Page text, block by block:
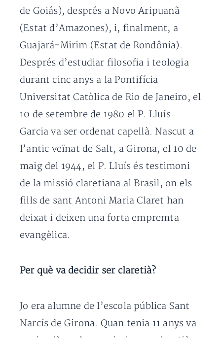
de Goiás), després a Novo Aripuanã
(Estat d’Amazones), i, finalment, a
Guajará-Mirim (Estat de Rondônia).
Després d’estudiar filosofia i teologia
durant cinc anys a la Pontifícia
Universitat Catòlica de Rio de Janeiro, el
10 de setembre de 1980 el P. Lluís
Garcia va ser ordenat capellà. Nascut a
l’antic veïnat de Salt, a Girona, el 10 de
maig del 1944, el P. Lluís és testimoni
de la missió claretiana al Brasil, on els
fills de sant Antoni Maria Claret han
deixat i deixen una forta empremta
evangèlica.
Per què va decidir ser claretià?
Jo era alumne de l’escola pública Sant
Narcís de Girona. Quan tenia 11 anys va